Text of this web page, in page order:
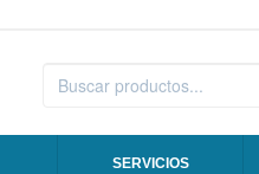
SERVICIOS